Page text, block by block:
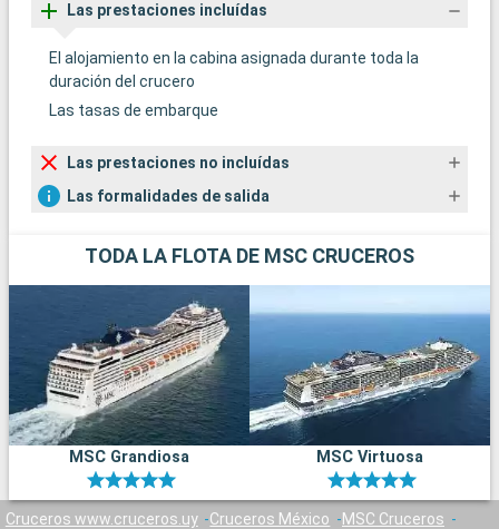
Las prestaciones incluídas
El alojamiento en la cabina asignada durante toda la
duración del crucero
Las tasas de embarque
Las prestaciones no incluídas
Las formalidades de salida
TODA LA FLOTA DE MSC CRUCEROS
MSC Grandiosa MSC Virtuosa
Cruceros www.cruceros.uy Cruceros México
MSC Cruceros